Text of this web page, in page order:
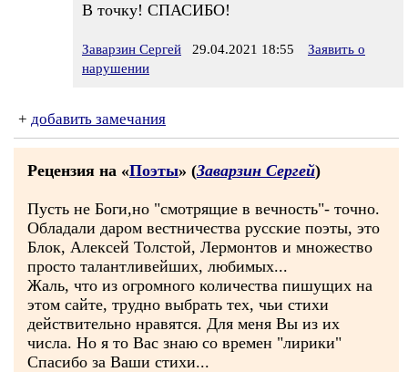
В точку! СПАСИБО!
Заварзин Сергей 29.04.2021 18:55
Заявить о
нарушении
+ добавить замечания
Рецензия на «Поэты» (Заварзин Сергей)
Пусть не Боги,но "смотрящие в вечность"- точно.
Обладали даром вестничества русские поэты, это
Блок, Алексей Толстой, Лермонтов и множество
просто талантливейших, любимых...
Жаль, что из огромного количества пишущих на
этом сайте, трудно выбрать тех, чьи стихи
действительно нравятся. Для меня Вы из их
числа. Но я то Вас знаю со времен "лирики"
Спасибо за Ваши стихи...